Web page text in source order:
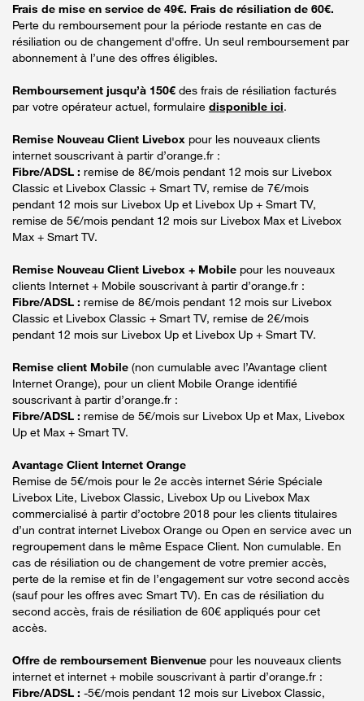
Frais de mise en service de 49€. Frais de résiliation de 60€.
Perte du remboursement pour la période restante en cas de
résiliation ou de changement d'offre. Un seul remboursement par
abonnement à l’une des offres éligibles.
Remboursement jusqu’à 150€ des frais de résiliation facturés
par votre opérateur actuel, formulaire disponible ici.
Remise Nouveau Client Livebox pour les nouveaux clients
internet souscrivant à partir d’orange.fr :
Fibre/ADSL : remise de 8€/mois pendant 12 mois sur Livebox
Classic et Livebox Classic + Smart TV, remise de 7€/mois
pendant 12 mois sur Livebox Up et Livebox Up + Smart TV,
remise de 5€/mois pendant 12 mois sur Livebox Max et Livebox
Max + Smart TV.
Remise Nouveau Client Livebox + Mobile pour les nouveaux
clients Internet + Mobile souscrivant à partir d’orange.fr :
Fibre/ADSL : remise de 8€/mois pendant 12 mois sur Livebox
Classic et Livebox Classic + Smart TV, remise de 2€/mois
pendant 12 mois sur Livebox Up et Livebox Up + Smart TV.
Remise client Mobile (non cumulable avec l’Avantage client
Internet Orange), pour un client Mobile Orange identifié
souscrivant à partir d’orange.fr :
Fibre/ADSL : remise de 5€/mois sur Livebox Up et Max, Livebox
Up et Max + Smart TV.
Avantage Client Internet Orange
Remise de 5€/mois pour le 2e accès internet Série Spéciale
Livebox Lite, Livebox Classic, Livebox Up ou Livebox Max
commercialisé à partir d’octobre 2018 pour les clients titulaires
d’un contrat internet Livebox Orange ou Open en service avec un
regroupement dans le même Espace Client. Non cumulable. En
cas de résiliation ou de changement de votre premier accès,
perte de la remise et fin de l’engagement sur votre second accès
(sauf pour les offres avec Smart TV). En cas de résiliation du
second accès, frais de résiliation de 60€ appliqués pour cet
accès.
Offre de remboursement Bienvenue pour les nouveaux clients
internet et internet + mobile souscrivant à partir d’orange.fr :
Fibre/ADSL : -5€/mois pendant 12 mois sur Livebox Classic,